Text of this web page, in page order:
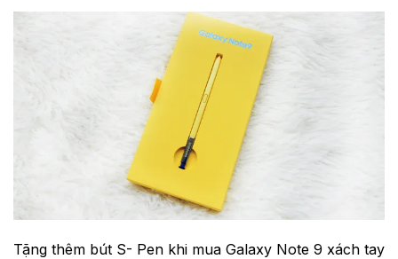
Tặng thêm bút S- Pen khi mua Galaxy Note 9 xách tay